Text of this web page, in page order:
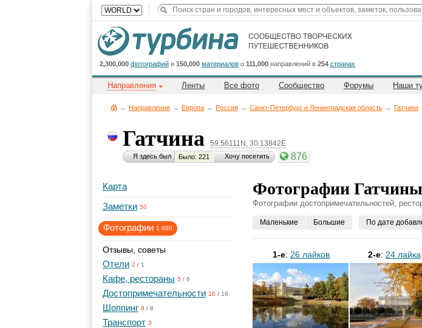
2,300,000 фотографий и 150,000 материалов о 111,000 направлений в 254 странах
Направления Ленты Все фото Сообщество Форумы Наши
→ Направления → Европа → Россия → Санкт-Петербург и Ленинградская область → Гатчина
Гатчина 59.56111N, 30.13842E
Я здесь был Было: 221 Хочу посетить 876
Карта
Заметки 50
Фотографии 1 680
Отзывы, советы
Отели 2 / 1
Кафе, рестораны 5 / 6
Достопримечательности 16 / 16
Шоппинг 8 / 8
Транспорт 3
Фотографии Гатчины
Фотографии достопримечательностей,
Маленькие Большие По дате
1-е: 26 лайков 2-е: 24 лайка